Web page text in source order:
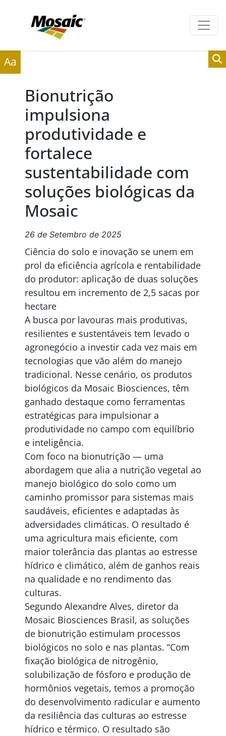
Fornecedores
Aa
Bionutrição
impulsiona
produtividade e
fortalece
sustentabilidade com
soluções biológicas da
Mosaic
26 de Setembro de 2025
Ciência do solo e inovação se unem em
prol da eficiência agrícola e rentabilidade
do produtor: aplicação de duas soluções
resultou em incremento de 2,5 sacas por
hectare
A busca por lavouras mais produtivas,
resilientes e sustentáveis tem levado o
agronegócio a investir cada vez mais em
tecnologias que vão além do manejo
tradicional. Nesse cenário, os produtos
biológicos da Mosaic Biosciences, têm
ganhado destaque como ferramentas
estratégicas para impulsionar a
produtividade no campo com equilíbrio
e inteligência.
Com foco na bionutrição — uma
abordagem que alia a nutrição vegetal ao
manejo biológico do solo como um
caminho promissor para sistemas mais
saudáveis, eficientes e adaptadas às
adversidades climáticas. O resultado é
uma agricultura mais eficiente, com
maior tolerância das plantas ao estresse
hídrico e climático, além de ganhos reais
na qualidade e no rendimento das
culturas.
Segundo Alexandre Alves, diretor da
Mosaic Biosciences Brasil, as soluções
de bionutrição estimulam processos
biológicos no solo e nas plantas. “Com
fixação biológica de nitrogênio,
solubilização de fósforo e produção de
hormônios vegetais, temos a promoção
do desenvolvimento radicular e aumento
da resiliência das culturas ao estresse
hídrico e térmico. O resultado são